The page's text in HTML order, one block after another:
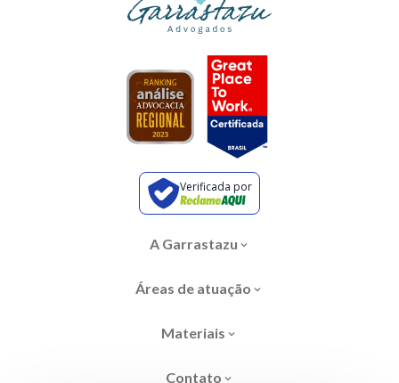
Verificada por
A Garrastazu
Áreas de atuação
Materiais
Contato